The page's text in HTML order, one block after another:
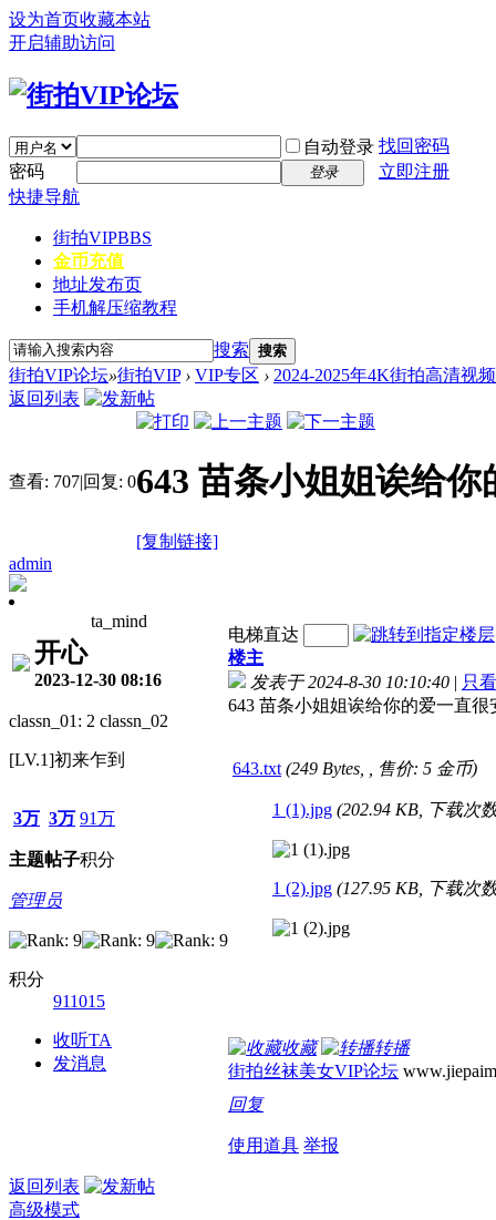
设为首页收藏本站
开启辅助访问
自动登录 找回密码
密码
登录
立即注册
快捷导航
街拍VIPBBS
金币充值
地址发布页
手机解压缩教程
搜索 搜索
街拍VIP论坛»街拍VIP › VIP专区 › 2024-2025年4K街拍高清视
返回列表
查看: 707|回复: 0643 苗条小姐姐诶给
[复制链接]
admin
ta_mind
开心
2023-12-30 08:16
classn_01: 2 classn_02
[LV.1]初来乍到
3万
主题
3万
帖子
91万
积分
管理员
积分
911015
收听TA
发消息
电梯直达
楼主
发表于 2024-8-30 10:10:40 | 只
643 苗条小姐姐诶给你的爱一直很
643.txt (249 Bytes, , 售价: 5 金币)
1 (1).jpg (202.94 KB, 下载次
1 (2).jpg (127.95 KB, 下载次
收藏
转播
街拍丝袜美女VIP论坛
回复
使用道具 举报
返回列表
高级模式